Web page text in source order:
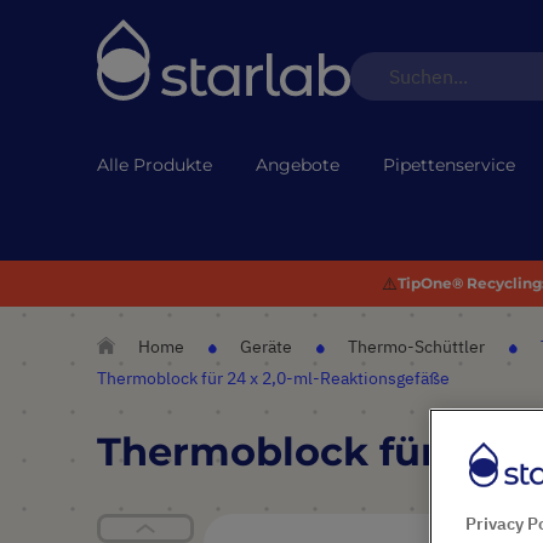
Alle Produkte Angebote Pipettenservice
⚠️TipOne®
Home Geräte Thermo-Schüttler
Thermoblock für 24 x 2,0-ml-Reaktionsgefäße
Thermoblock für 24 x
Privacy